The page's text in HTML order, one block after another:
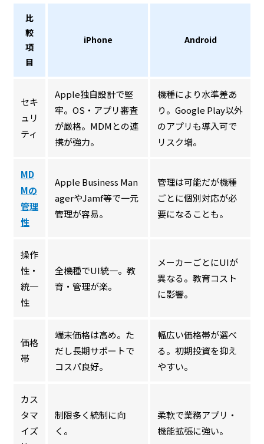
比
較
項
目
iPhone Android
セキ
ュリ
ティ
Apple独自設計で堅
牢。OS・アプリ審査
が厳格。MDMとの連
携が強力。
機種により水準差あ
り。Google Play以外
のアプリも導入可で
リスク増。
MD
Mの
管理
性
Apple Business Man
agerやJamf等で一元
管理が容易。
管理は可能だが機種
ごとに個別対応が必
要になることも。
操作
性・
統一
性
全機種でUI統一。教
育・管理が楽。
メーカーごとにUIが
異なる。教育コスト
に影響。
価格
帯
端末価格は高め。た
だし長期サポートで
コスパ良好。
幅広い価格帯が選べ
る。初期投資を抑え
やすい。
カス
タマ
イズ
制限多く統制に向
く。
柔軟で業務アプリ・
機能拡張に強い。